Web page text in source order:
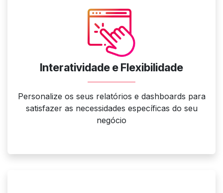
Interatividade e Flexibilidade
Personalize os seus relatórios e dashboards para
satisfazer as necessidades específicas do seu
negócio